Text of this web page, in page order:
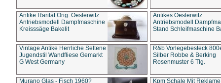
Antike Rarität Orig. Oesterwitz
Antriebsmodell Dampfmaschine
Kreisssäge Bakelit
Antikes Oesterwitz
Antriebsmodell
Stand Schleifmaschine
Vintage Antike Herrliche Seltene
Jugendstil Wandfliese Gemarkt
G West Germany
R&b Vorlegebesteck
Silber Robbe & Berking
Rosenmuster 6 Tlg.
Murano Glas - Fisch 1960?
Kpm Schale Mit Reklame